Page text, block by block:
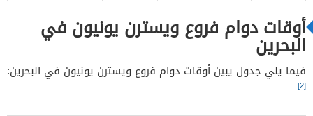
أوقات دوام فروع ويسترن يونيون في
البحرين
فيما يلي جدول يبين أوقات دوام فروع ويسترن يونيون في البحرين:
[2]